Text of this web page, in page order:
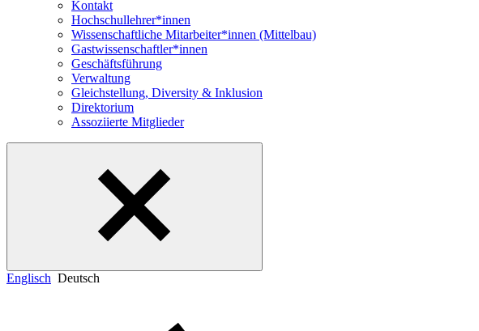
Kontakt
Hochschullehrer*innen
Wissenschaftliche Mitarbeiter*innen (Mittelbau)
Gastwissenschaftler*innen
Geschäftsführung
Verwaltung
Gleichstellung, Diversity & Inklusion
Direktorium
Assoziierte Mitglieder
Englisch Deutsch